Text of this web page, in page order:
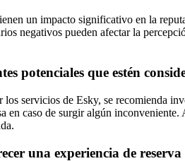
un impacto significativo en la
negativos pueden afectar la
potenciales que estén
servicios de Esky, se recomienda
caso de surgir algún
una experiencia de reserva